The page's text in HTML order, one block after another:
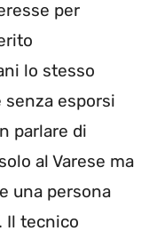
per
lo stesso
esporsi
parlare di
al Varese ma
una persona
Il tecnico